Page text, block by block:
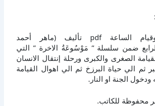
جــ4 الحشر وقيام الساعة pdf تأليف (ماهر أحمد
ضمن سلسلة ” مَوْسُوعَةُ الاخرة ” التي
الصغرى والكبرى ورحلة إنتقال الانسان
ثم الي حياة البرزخ ثم الي اهوال القيامة
الجنة او النار.
محفوظة للكاتب.